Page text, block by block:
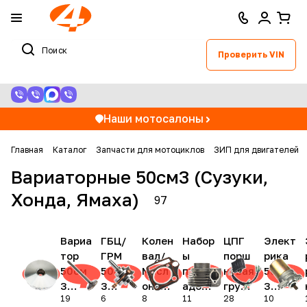
Проверить VIN
Наши мотосалоны
Главная Каталог Запчасти для мотоциклов ЗИП для двигателей
Вариаторные 50см3 (Сузуки,
Хонда, Ямаха)
97
Вариа
тор
50см
3
(Сузу
19
ГБЦ/
ГРМ
50см
3
(Сузу
6
Колен
вал/
Масл
онасо
с
8
Набор
ы
прокл
адок/
сальн
11
ЦПГ
порш
невая
групп
а
28
Элект
рика
50см
3
(Сузу
10